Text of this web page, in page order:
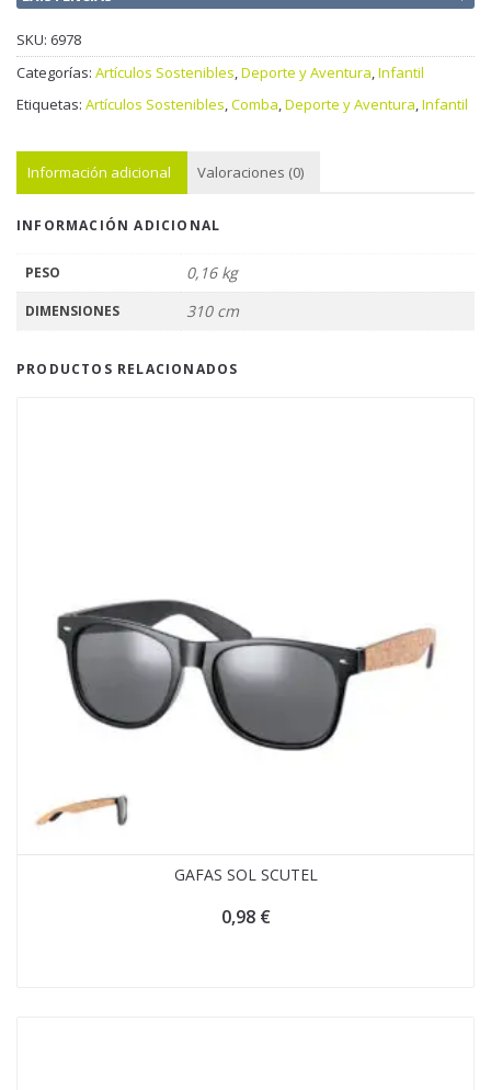
SKU: 6978
Categorías: Artículos Sostenibles,Deporte y Aventura,Infantil
Etiquetas: Artículos Sostenibles,Comba,Deporte y Aventura,Infantil
Información adicional Valoraciones (0)
INFORMACIÓN ADICIONAL
PESO 0,16 kg
DIMENSIONES 310 cm
PRODUCTOS RELACIONADOS
GAFAS SOL SCUTEL
0,98 €